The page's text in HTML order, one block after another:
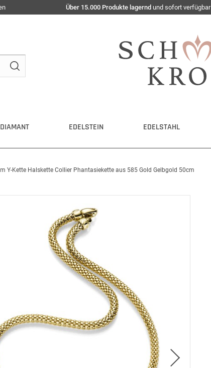
Über 15.000 Produkte lagernd und sofort verfügbar
DIAMANT EDELSTEIN EDELSTAHL
Y-Kette Halskette Collier Phantasiekette aus 585 Gold Gelbgold 50cm